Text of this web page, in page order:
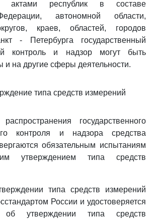
актами республик в составе
автономной области,
краев, областей, городов
- Петербурга государственный
контроль и надзор могут быть
и на другие сферы деятельности.
типа средств измерений
государственного
контроля и надзора средства
обязательным испытаниям
утверждением типа средств
типа средств измерений
России и удостоверяется
об утверждении типа средств